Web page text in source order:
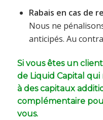
Rabais en cas de
Nous ne
anticipés. Au
Si vous êtes un
de Liquid Capital qui
à des capitaux
complémentaire
vous.